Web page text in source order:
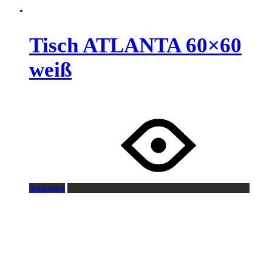
Tisch ATLANTA 60×60
weiß
Anfragen